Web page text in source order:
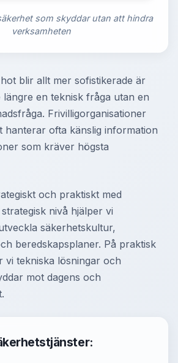
blir allt mer sofistikerade är
en teknisk fråga utan en
Frivilligorganisationer
hanterar ofta känslig information
som kräver högsta
och praktiskt med
nivå hjälper vi
säkerhetskultur,
beredskapsplaner. På praktisk
vi tekniska lösningar och
mot dagens och
som skyddar utan att hindra
verksamheten